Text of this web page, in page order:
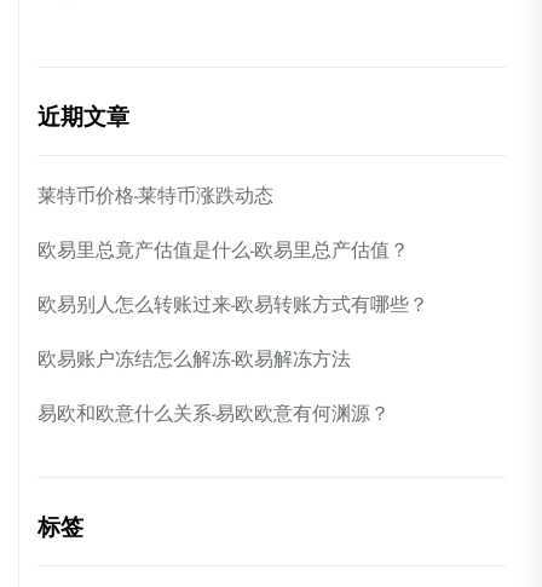
近期文章
莱特币价格-莱特币涨跌动态
欧易里总竟产估值是什么-欧易里总产估值？
欧易别人怎么转账过来-欧易转账方式有哪些？
欧易账户冻结怎么解冻-欧易解冻方法
易欧和欧意什么关系-易欧欧意有何渊源？
标签